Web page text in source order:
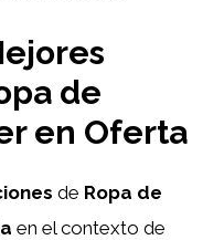
de
en Oferta
de Ropa de
en el contexto de